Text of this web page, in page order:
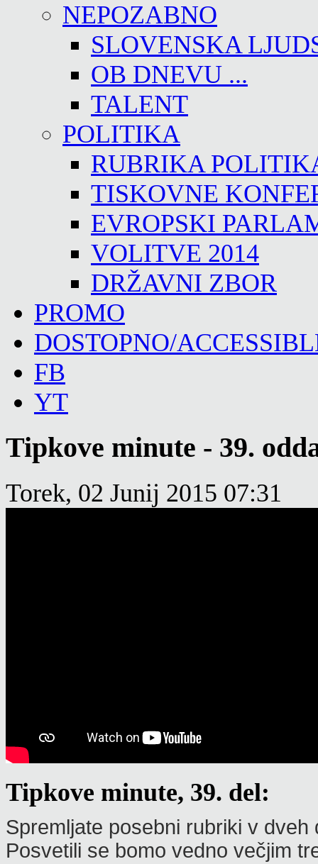
NEPOZABNO
SLOVENSKA
OB DNEVU ...
TALENT
POLITIKA
RUBRIKA
TISKOVNE
EVROPSKI
VOLITVE 2014
DRŽAVNI ZBOR
PROMO
DOSTOPNO/
FB
YT
Tipkove minute - 39.
Torek, 02 Junij 2015 07:31
Tipkove minute, 39. del:
Spremljate posebni rubriki v
Posvetili se bomo vedno večjim